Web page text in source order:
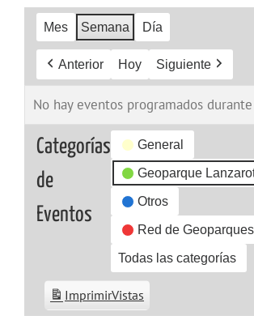
Mes Semana Día
Anterior Hoy Siguiente
No hay eventos programados
Categorías
de
Eventos
General
Geoparque
Otros
Red de Geoparques
Todas las categorías
ImprimirVistas